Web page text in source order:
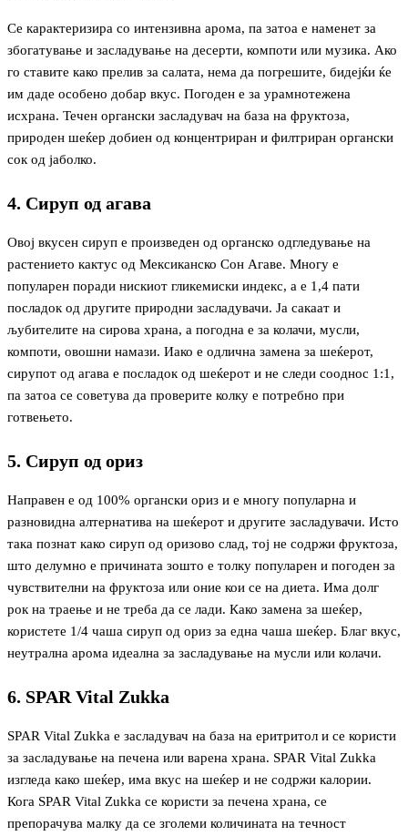
Се карактеризира со интензивна арома, па затоа е наменет за
збогатување и засладување на десерти, компоти или музика. Ако
го ставите како прелив за салата, нема да погрешите, бидејќи ќе
им даде особено добар вкус. Погоден е за урамнотежена
исхрана. Течен органски засладувач на база на фруктоза,
природен шеќер добиен од концентриран и филтриран органски
сок од јаболко.
4. Сируп од агава
Овој вкусен сируп е произведен од органско одгледување на
растението кактус од Мексиканско Сон Агаве. Многу е
популарен поради нискиот гликемиски индекс, а е 1,4 пати
посладок од другите природни засладувачи. Ја сакаат и
љубителите на сирова храна, а погодна е за колачи, мусли,
компоти, овошни намази. Иако е одлична замена за шеќерот,
сирупот од агава е посладок од шеќерот и не следи сооднос 1:1,
па затоа се советува да проверите колку е потребно при
готвењето.
5. Сируп од ориз
Направен е од 100% органски ориз и е многу популарна и
разновидна алтернатива на шеќерот и другите засладувачи. Исто
така познат како сируп од оризово слад, тој не содржи фруктоза,
што делумно е причината зошто е толку популарен и погоден за
чувствителни на фруктоза или оние кои се на диета. Има долг
рок на траење и не треба да се лади. Како замена за шеќер,
користете 1/4 чаша сируп од ориз за една чаша шеќер. Благ вкус,
неутрална арома идеална за засладување на мусли или колачи.
6. SPAR Vital Zukka
SPAR Vital Zukka е засладувач на база на еритритол и се користи
за засладување на печена или варена храна. SPAR Vital Zukka
изгледа како шеќер, има вкус на шеќер и не содржи калории.
Кога SPAR Vital Zukka се користи за печена храна, се
препорачува малку да се зголеми количината на течност